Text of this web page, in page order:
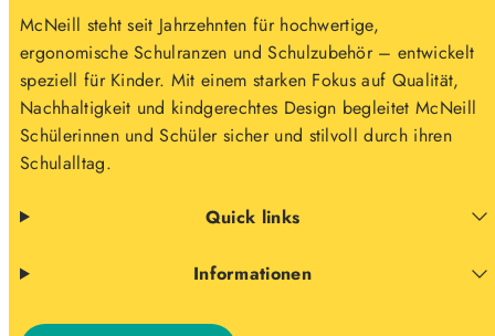
McNeill steht seit Jahrzehnten für hochwertige,
ergonomische Schulranzen und Schulzubehör – entwickelt
speziell für Kinder. Mit einem starken Fokus auf Qualität,
Nachhaltigkeit und kindgerechtes Design begleitet McNeill
Schülerinnen und Schüler sicher und stilvoll durch ihren
Schulalltag.
Quick links
Informationen